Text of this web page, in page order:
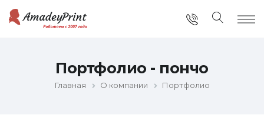
Портфолио - пончо
Главная О компании Портфолио